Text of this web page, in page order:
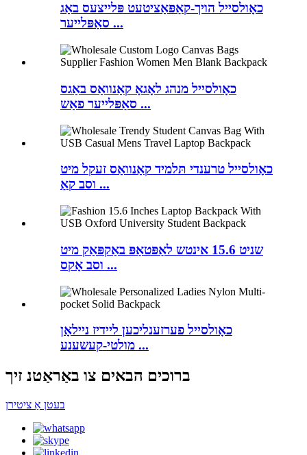
כאָולסייל הויך-קאַפּאַציטעט פּלייצעס באַג
סאַפּלייער ...
כאָולסייל מנהג לאָגאָ קאַנוואַס באַגס
סאַפּלייער פאַש ...
כאָולסייל טרענדי תּלמיד קאַנוואַס זעקל מיט
וסב קאַ ...
שניט 15.6 אינטש לאַפּטאַפּ באַקפּאַק מיט
וסב אָקס ...
כאָולסייל פערזענליכען ליידיז ניילאָן
מולטי-קעשענע ...
ברוכים הבאים צו באַראַטנ זיך
בעטן אַ ציטירן